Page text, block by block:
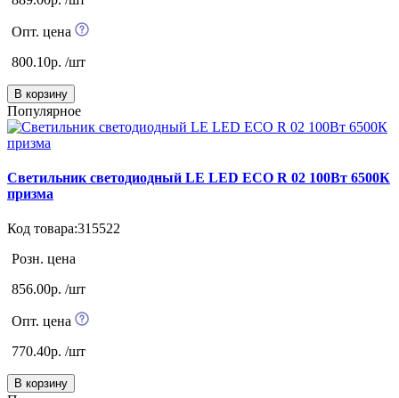
Опт. цена
800.10р. /шт
В корзину
Популярное
Светильник светодиодный LE LED ECO R 02 100Вт 6500К
призма
Код товара:315522
Розн. цена
856.00р. /шт
Опт. цена
770.40р. /шт
В корзину